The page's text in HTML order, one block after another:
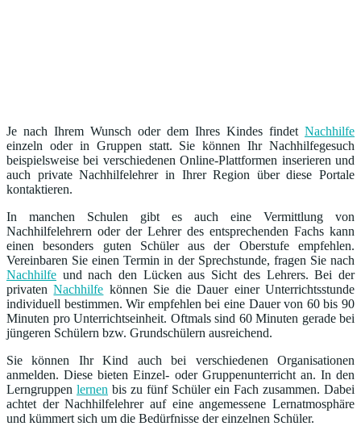
Je nach Ihrem Wunsch oder dem Ihres Kindes findet Nachhilfe
einzeln oder in Gruppen statt. Sie können Ihr Nachhilfegesuch
beispielsweise bei verschiedenen Online-Plattformen inserieren und
auch private Nachhilfelehrer in Ihrer Region über diese Portale
kontaktieren.
In manchen Schulen gibt es auch eine Vermittlung von
Nachhilfelehrern oder der Lehrer des entsprechenden Fachs kann
einen besonders guten Schüler aus der Oberstufe empfehlen.
Vereinbaren Sie einen Termin in der Sprechstunde, fragen Sie nach
Nachhilfe und nach den Lücken aus Sicht des Lehrers. Bei der
privatenNachhilfe können Sie die Dauer einer Unterrichtsstunde
individuell bestimmen. Wir empfehlen bei eine Dauer von 60 bis 90
Minuten pro Unterrichtseinheit. Oftmals sind 60 Minuten gerade bei
jüngeren Schülern bzw. Grundschülern ausreichend.
Sie können Ihr Kind auch bei verschiedenen Organisationen
anmelden. Diese bieten Einzel- oder Gruppenunterricht an. In den
Lerngruppen lernen bis zu fünf Schüler ein Fach zusammen. Dabei
achtet der Nachhilfelehrer auf eine angemessene Lernatmosphäre
und kümmert sich um die Bedürfnisse der einzelnen Schüler.